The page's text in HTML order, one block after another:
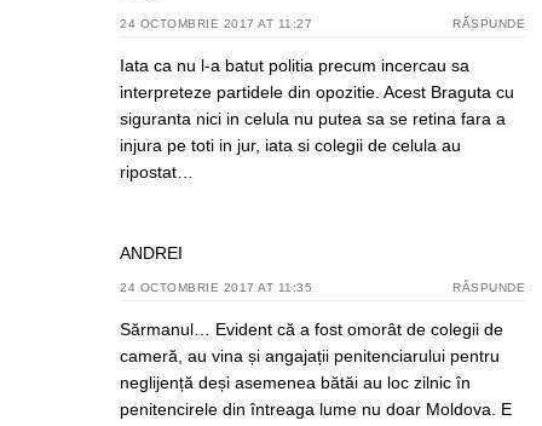
24 OCTOMBRIE 2017 AT 11:27 RĂSPUNDE
Iata ca nu l-a batut politia precum incercau sa
interpreteze partidele din opozitie. Acest Braguta cu
siguranta nici in celula nu putea sa se retina fara a
injura pe toti in jur, iata si colegii de celula au
ripostat…
ANDREI
24 OCTOMBRIE 2017 AT 11:35 RĂSPUNDE
Sărmanul… Evident că a fost omorât de colegii de
cameră, au vina și angajații penitenciarului pentru
neglijență deși asemenea bătăi au loc zilnic în
penitencirele din întreaga lume nu doar Moldova. E